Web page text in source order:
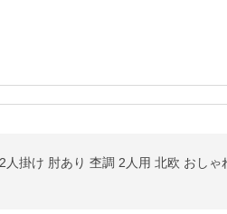
人掛け 肘あり 杢調 2人用 北欧 おし